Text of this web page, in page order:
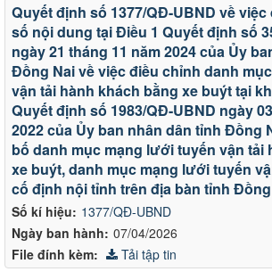
Số kí hiệu: 1377/QĐ-UBND
Ngày ban hành: 07/04/2026
Quyết định số 1377/QĐ-UBND về
số nội dung tại Điều 1 Quyết định số
ngày 21 tháng 11 năm 2024 của Ủy
Đồng Nai về việc điều chỉnh danh
vận tải hành khách bằng xe buýt tại
Quyết định số 1983/QĐ-UBND ngày
2022 của Ủy ban nhân dân tỉnh Đồng
bố danh mục mạng lưới tuyến vận tải
xe buýt, danh mục mạng lưới tuyến
cố định nội tỉnh trên địa bàn tỉnh
File đính kèm: Tải tập tin